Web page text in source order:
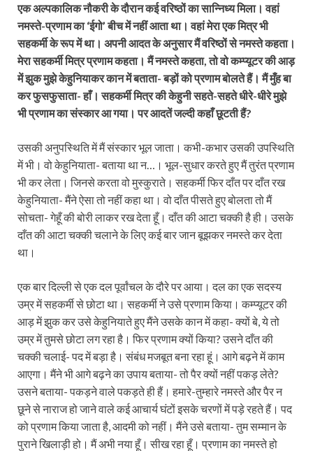
एक अल्पकालिक नौकरी के दौरान कई वरिष्ठों का सान्निध्य मिला। वहां
नमस्ते-प्रणाम का ‘ईगो’ बीच में नहीं आता था। वहां मेरा एक मित्र भी
सहकर्मी के रूप में था। अपनी आदत के अनुसार मैं वरिष्ठों से नमस्ते कहता।
मेरा सहकर्मी मित्र प्रणाम कहता। मैं नमस्ते कहता, तो वो कम्प्यूटर की आड़
में झुक मुझे केहुनियाकर कान में बताता- बड़ों को प्रणाम बोलते हैं। मैं मुँह बा
कर फुसफुसाता- हाँ। सहकर्मी मित्र की केहुनी सहते-सहते धीरे-धीरे मुझे
भी प्रणाम का संस्कार आ गया। पर आदतें जल्दी कहाँ छूटती हैं?
उसकी अनुपस्थिति में मैं संस्कार भूल जाता। कभी-कभार उसकी उपस्थिति
में भी। वो केहुनियाता- बताया था न…। भूल-सुधार करते हुए मैं तुरंत प्रणाम
भी कर लेता। जिनसे करता वो मुस्कुराते। सहकर्मी फिर दाँत पर दाँत रख
केहुनियाता- मैंने ऐसा तो नहीं कहा था। वो दाँत पीसते हुए बोलता तो मैं
सोचता- गेहूँ की बोरी लाकर रख देता हूँ। दाँत की आटा चक्की है ही। उसके
दाँत की आटा चक्की चलाने के लिए कई बार जान बूझकर नमस्ते कर देता
था।
एक बार दिल्ली से एक दल पूर्वांचल के दौरे पर आया। दल का एक सदस्य
उम्र में सहकर्मी से छोटा था। सहकर्मी ने उसे प्रणाम किया। कम्प्यूटर की
आड़ में झुक कर उसे केहुनियाते हुए मैंने उसके कान में कहा- क्यों बे, ये तो
उम्र में तुमसे छोटा लग रहा है। फिर प्रणाम क्यों किया? उसने दाँत की
चक्की चलाई- पद में बड़ा है। संबंध मजबूत बना रहा हूं। आगे बढ़ने में काम
आएगा। मैंने भी आगे बढ़ने का उपाय बताया- तो पैर क्यों नहीं पकड़ लेते?
उसने बताया- पकड़ने वाले पकड़ते ही हैं। हमारे-तुम्हारे नमस्ते और पैर न
छूने से नाराज हो जाने वाले कई आचार्य घंटों इसके चरणों में पड़े रहते हैं। पद
को प्रणाम किया जाता है, आदमी को नहीं। मैंने उसे बताया- तुम सम्मान के
पुराने खिलाड़ी हो। मैं अभी नया हूँ। सीख रहा हूँ। प्रणाम का नमस्ते हो